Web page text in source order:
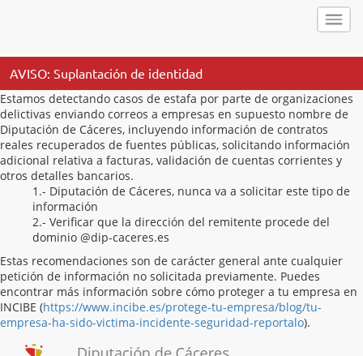
AVISO: Suplantación de identidad
Estamos detectando casos de estafa por parte de organizaciones
delictivas enviando correos a empresas en supuesto nombre de
Diputación de Cáceres, incluyendo información de contratos
reales recuperados de fuentes públicas, solicitando información
adicional relativa a facturas, validación de cuentas corrientes y
otros detalles bancarios.
1.- Diputación de Cáceres, nunca va a solicitar este tipo de
información
2.- Verificar que la dirección del remitente procede del
dominio @dip-caceres.es
Estas recomendaciones son de carácter general ante cualquier
petición de información no solicitada previamente. Puedes
encontrar más información sobre cómo proteger a tu empresa en
INCIBE (https://www.incibe.es/protege-tu-empresa/blog/tu-
empresa-ha-sido-victima-incidente-seguridad-reportalo).